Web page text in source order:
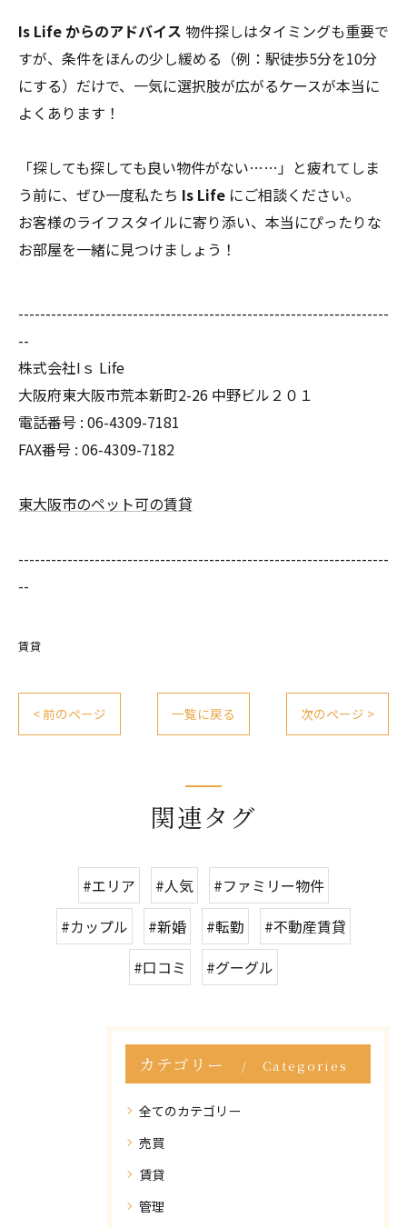
Is Life からのアドバイス 物件探しはタイミングも重要で
すが、条件をほんの少し緩める（例：駅徒歩5分を10分
にする）だけで、一気に選択肢が広がるケースが本当に
よくあります！
「探しても探しても良い物件がない……」と疲れてしま
う前に、ぜひ一度私たち Is Life にご相談ください。
お客様のライフスタイルに寄り添い、本当にぴったりな
お部屋を一緒に見つけましょう！
--------------------------------------------------------------------
--
株式会社Iｓ Life
大阪府東大阪市荒本新町2-26 中野ビル２０１
電話番号 : 06-4309-7181
FAX番号 : 06-4309-7182
東大阪市のペット可の賃貸
--------------------------------------------------------------------
--
賃貸
< 前のページ 一覧に戻る 次のページ >
関連タグ
#エリア #人気
#ファミリー物件
#カップル
#新婚 #転勤
#不動産賃貸
#口コミ
#グーグル
カテゴリー Categories
全てのカテゴリー
売買
賃貸
管理